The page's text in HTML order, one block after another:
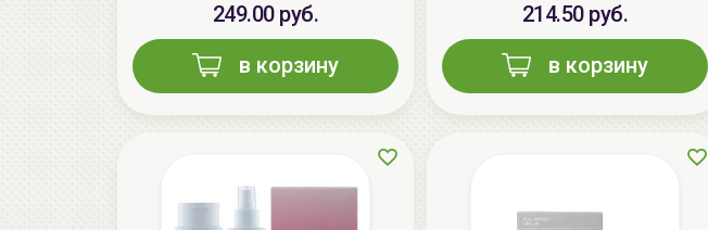
249.00 руб.
в корзину
214.50 руб.
в корзину